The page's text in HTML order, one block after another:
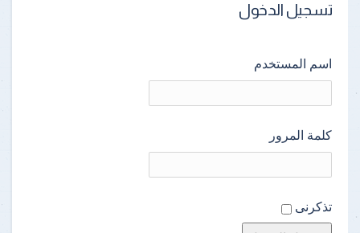
تسجيل الدخول
اسم المستخدم
كلمة المرور
تذكرنى